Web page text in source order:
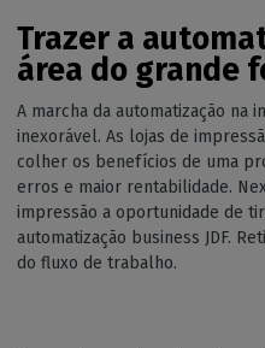
Trazer a
área do grande
A marcha da automatização na
inexorável. As lojas de
colher os benefícios de uma
erros e maior rentabilidade.
impressão a oportunidade de
automatização business JDF.
do fluxo de trabalho.